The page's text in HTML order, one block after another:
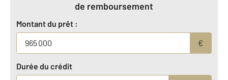
de remboursement
Montant du prêt :
€
Durée du crédit